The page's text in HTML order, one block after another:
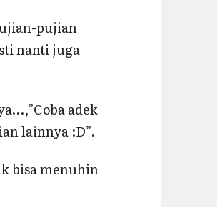
pujian
nanti juga
adek
lainnya :D”.
bisa menuhin